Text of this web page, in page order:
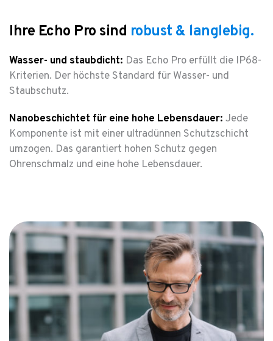
Ihre Echo Pro sind robust & langlebig.
Wasser- und staubdicht: Das Echo Pro erfüllt die IP68-
Kriterien. Der höchste Standard für Wasser- und
Staubschutz.
Nanobeschichtet für eine hohe Lebensdauer: Jede
Komponente ist mit einer ultradünnen Schutzschicht
umzogen. Das garantiert hohen Schutz gegen
Ohrenschmalz und eine hohe Lebensdauer.